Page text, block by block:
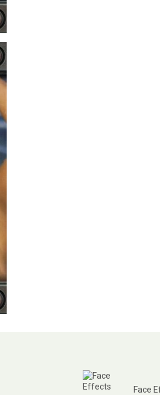
Face